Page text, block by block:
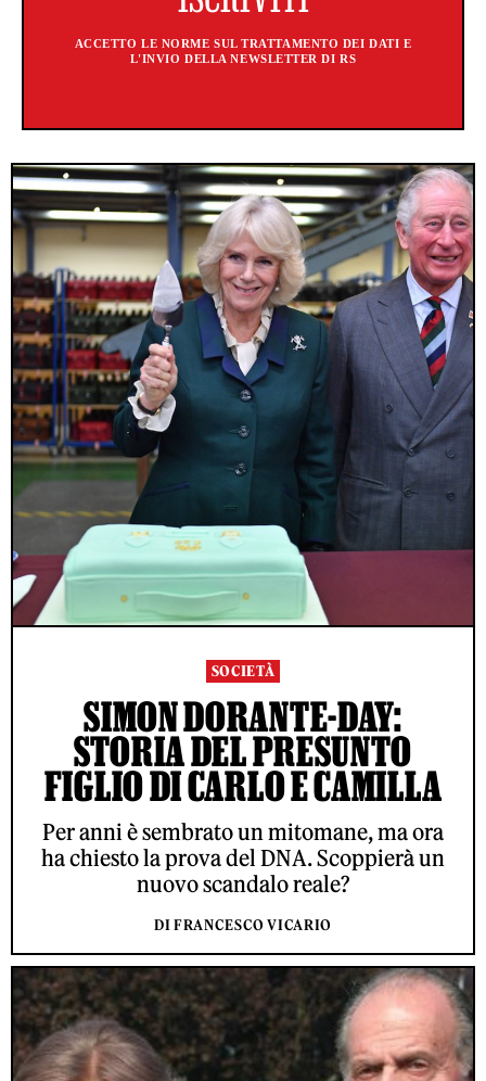
ACCETTO LE NORME SUL TRATTAMENTO DEI DATI E
L'INVIO DELLA NEWSLETTER DI RS
SOCIETÀ
SIMON DORANTE-DAY:
STORIA DEL PRESUNTO
FIGLIO DI CARLO E CAMILLA
Per anni è sembrato un mitomane, ma ora
ha chiesto la prova del DNA. Scoppierà un
nuovo scandalo reale?
DI FRANCESCO VICARIO